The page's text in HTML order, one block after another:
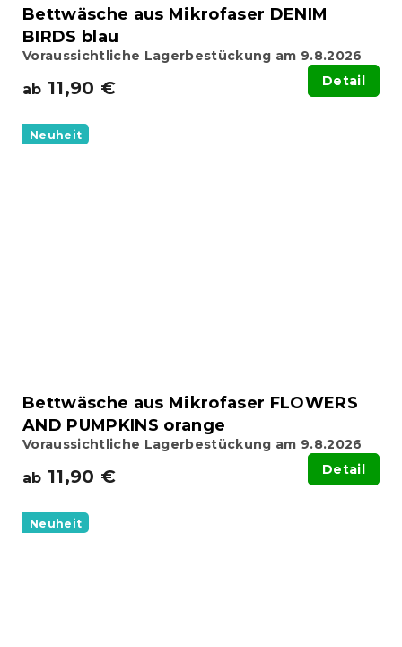
Bettwäsche aus Mikrofaser DENIM
BIRDS blau
Voraussichtliche Lagerbestückung am 9.8.2026
ab 11,90 € Detail
Neuheit
Bettwäsche aus Mikrofaser FLOWERS
AND PUMPKINS orange
Voraussichtliche Lagerbestückung am 9.8.2026
ab 11,90 € Detail
Neuheit